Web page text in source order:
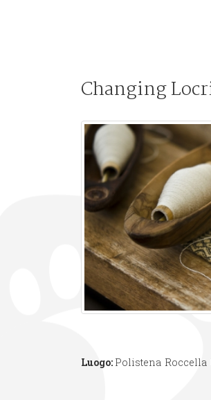
Changing
Luogo: Polistena Roccella